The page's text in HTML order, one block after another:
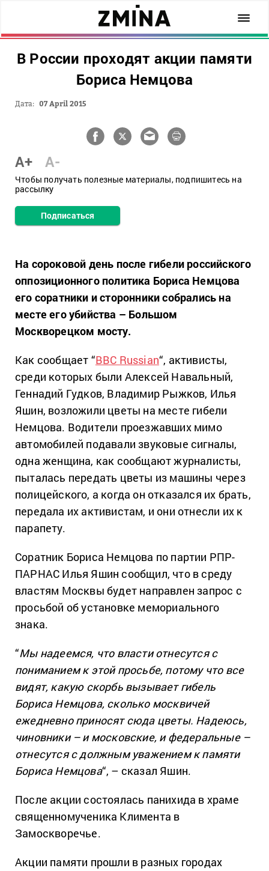
В России проходят акции памяти
Бориса Немцова
Дата: 07 April 2015
A+ A-
Чтобы получать полезные материалы, подпишитесь на
рассылку
Подписаться
На сороковой день после гибели российского
оппозиционного политика Бориса Немцова
его соратники и сторонники собрались на
месте его убийства – Большом
Москворецком мосту.
Как сообщает “BBC Russian“, активисты,
среди которых были Алексей Навальный,
Геннадий Гудков, Владимир Рыжков, Илья
Яшин, возложили цветы на месте гибели
Немцова. Водители проезжавших мимо
автомобилей подавали звуковые сигналы,
одна женщина, как сообщают журналисты,
пыталась передать цветы из машины через
полицейского, а когда он отказался их брать,
передала их активистам, и они отнесли их к
парапету.
Соратник Бориса Немцова по партии РПР-
ПАРНАС Илья Яшин сообщил, что в среду
властям Москвы будет направлен запрос с
просьбой об установке мемориального
знака.
“Мы надеемся, что власти отнесутся с
пониманием к этой просьбе, потому что все
видят, какую скорбь вызывает гибель
Бориса Немцова, сколько москвичей
ежедневно приносят сюда цветы. Надеюсь,
чиновники – и московские, и федеральные –
отнесутся с должным уважением к памяти
Бориса Немцова“, – сказал Яшин.
После акции состоялась панихида в храме
священномученика Климента в
Замоскворечье.
Акции памяти прошли в разных городах